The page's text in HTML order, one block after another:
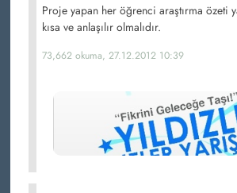
Proje yapan her öğrenci araştırma özeti
kısa ve anlaşılır olmalıdır.
73,662 okuma, 27.12.2012 10:39